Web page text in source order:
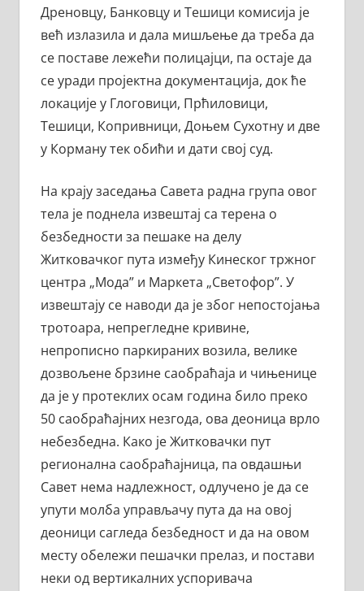
Дреновцу, Банковцу и Тешици комисија је
већ излазила и дала мишљење да треба да
се поставе лежећи полицајци, па остаје да
се уради пројектна документација, док ће
локације у Глоговици, Прћиловици,
Тешици, Копривници, Доњем Сухотну и две
у Корману тек обићи и дати свој суд.
На крају заседања Савета радна група овог
тела је поднела извештај са терена о
безбедности за пешаке на делу
Житковачког пута између Кинеског тржног
центра „Мода” и Маркета „Светофор”. У
извештају се наводи да је због непостојања
тротоара, непрегледне кривине,
непрописно паркираних возила, велике
дозвољене брзине саобраћаја и чињенице
да је у протеклих осам година било преко
50 саобраћајних незгода, ова деоница врло
небезбедна. Како је Житковачки пут
регионална саобраћајница, па овдашњи
Савет нема надлежност, одлучено је да се
упути молба управљачу пута да на овој
деоници сагледа безбедност и да на овом
месту обележи пешачки прелаз, и постави
неки од вертикалних успоривача